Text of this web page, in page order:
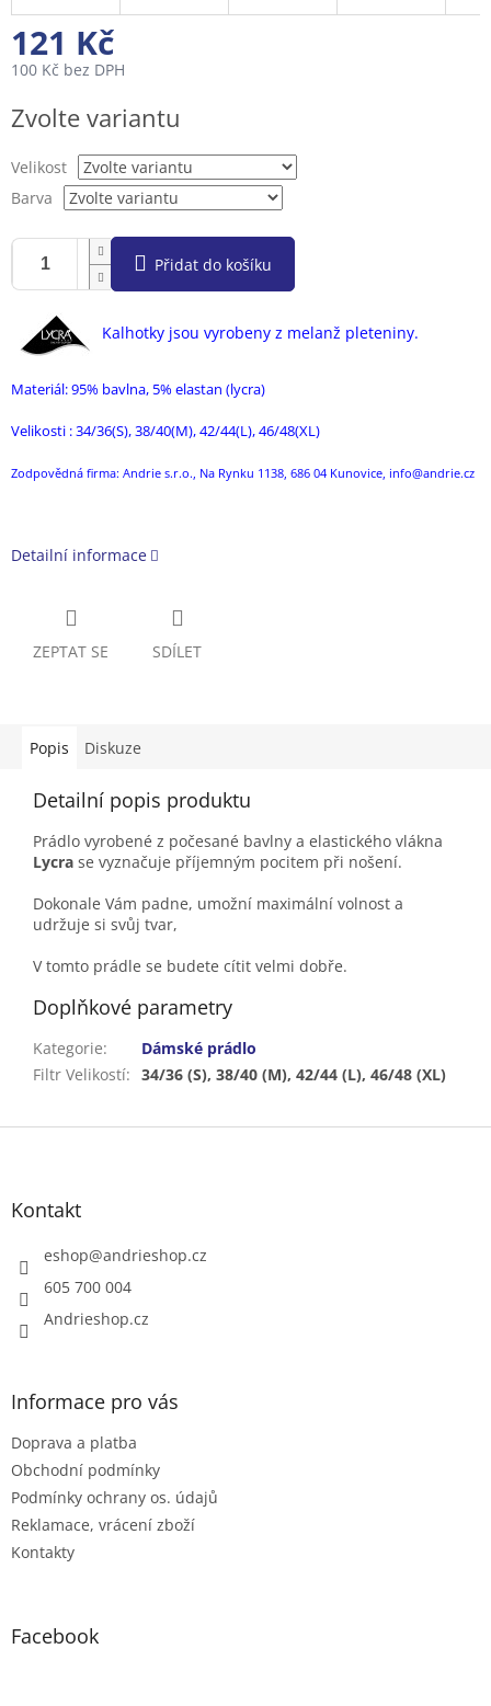
121 Kč
100 Kč bez DPH
cena:
Zvolte variantu
Velikost
Barva
Přidat do košíku
Kalhotky jsou vyrobeny z melanž pleteniny.
Materiál: 95% bavlna, 5% elastan (lycra)
Velikosti : 34/36(S), 38/40(M), 42/44(L), 46/48(XL)
Zodpovědná firma: Andrie s.r.o., Na Rynku 1138, 686 04 Kunovice, info@andrie.cz
Detailní informace
ZEPTAT SE SDÍLET
Popis Diskuze
Detailní popis produktu
Prádlo vyrobené z počesané bavlny a elastického vlákna
Lycra se vyznačuje příjemným pocitem při nošení.
Dokonale Vám padne, umožní maximální volnost a
udržuje si svůj tvar,
V tomto prádle se budete cítit velmi dobře.
Doplňkové parametry
Kategorie:
Dámské prádlo
Filtr Velikostí: 34/36 (S), 38/40 (M), 42/44 (L), 46/48 (XL)
Z
Kontakt
eshop@andrieshop.cz
605 700 004
Andrieshop.cz
Informace pro vás
Doprava a platba
Obchodní podmínky
Podmínky ochrany os. údajů
Reklamace, vrácení zboží
Kontakty
Facebook